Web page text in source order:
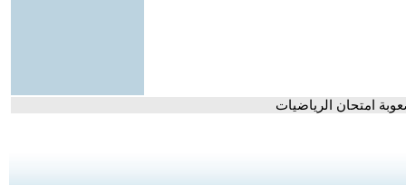
امتحان الرياضيات